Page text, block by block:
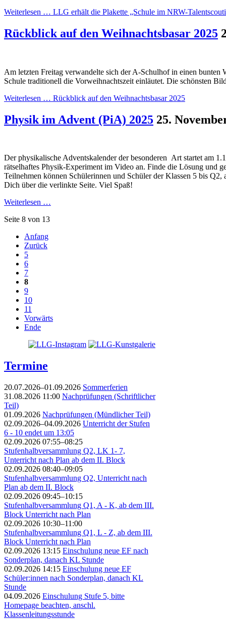
Weiterlesen … LLG erhält die Plakette „Schule im NRW-
Rückblick auf den Weihnachtsbasar 2025
Am letzten Freitag verwandelte sich der A-Schulhof in einen bunten
Schule traditionell die Vorweihnachtszeit einläutet. Die schönsten
Weiterlesen … Rückblick auf den Weihnachtsbasar 2025
Physik im Advent (PiA) 2025 25.
Der physikalische Adventskalender der besonderen Art startet am
rätselhaftes Physik-Experiment im Video an. Finde die Lösung und
Teilnehmen können Schülerinnen und Schüler der Klassen 5 bis Q2,
Dich über die verlinkte Seite. Viel Spaß!
Weiterlesen …
Seite 8 von 13
Anfang
Zurück
5
6
7
8
9
10
11
Vorwärts
Ende
Termine
20.07.2026–01.09.2026 Sommerferien
31.08.2026 11:00 Nachprüfungen (Schriftlicher
Teil)
01.09.2026 Nachprüfungen (Mündlicher Teil)
02.09.2026–04.09.2026 Unterricht der Stufen
6 - 10 endet um 13:05
02.09.2026 07:55–08:25
Stufenhalbversammlung Q2, LK 1- 7,
Unterricht nach Plan ab dem II. Block
02.09.2026 08:40–09:05
Stufenhalbversammlung Q2, Unterricht nach
Plan ab dem II. Block
02.09.2026 09:45–10:15
Stufenhalbversammlung Q1, A - K, ab dem III.
Block Unterricht nach Plan
02.09.2026 10:30–11:00
Stufenhalbversammlung Q1, L - Z, ab dem III.
Block Unterricht nach Plan
02.09.2026 13:15 Einschulung neue EF nach
Sonderplan, danach KL Stunde
02.09.2026 14:15 Einschulung neue EF
Schüler:innen nach Sonderplan, danach KL
Stunde
04.09.2026 Einschulung Stufe 5, bitte
Homepage beachten, anschl.
Klassenleitungsstunde